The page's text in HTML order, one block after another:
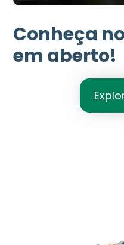
Conheça
em aberto!